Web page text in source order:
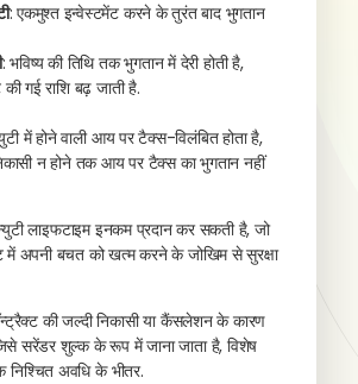
: एकमुश्त इन्वेस्टमेंट करने के तुरंत बाद भुगतान
: भविष्य की तिथि तक भुगतान में देरी होती है,
गई राशि बढ़ जाती है.
में होने वाली आय पर टैक्स-विलंबित होता है,
न होने तक आय पर टैक्स का भुगतान नहीं
लाइफटाइम इनकम प्रदान कर सकती है, जो
में अपनी बचत को खत्म करने के जोखिम से सुरक्षा
की जल्दी निकासी या कैंसलेशन के कारण
सरेंडर शुल्क के रूप में जाना जाता है, विशेष
अवधि के भीतर.